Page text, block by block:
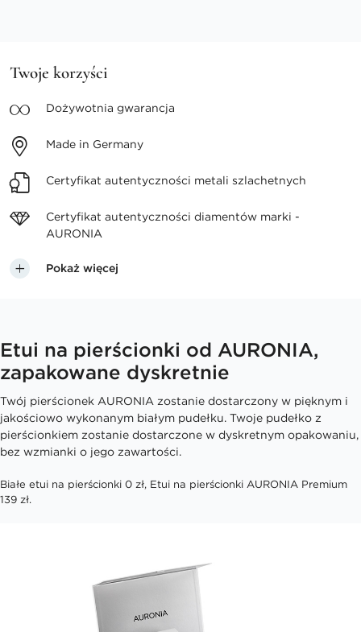
Twoje korzyści
Dożywotnia gwarancja
Made in Germany
Certyfikat autentyczności metali szlachetnych
Certyfikat autentyczności diamentów marki -
AURONIA
Pokaż więcej
Etui na pierścionki od AURONIA,
zapakowane dyskretnie
Twój pierścionek AURONIA zostanie dostarczony w pięknym i
jakościowo wykonanym białym pudełku. Twoje pudełko z
pierścionkiem zostanie dostarczone w dyskretnym opakowaniu,
bez wzmianki o jego zawartości.
Białe etui na pierścionki 0 zł, Etui na pierścionki AURONIA Premium
139 zł.